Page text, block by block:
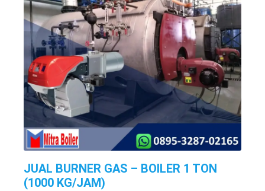
JUAL BURNER GAS – BOILER 1 TON
(1000 KG/JAM)